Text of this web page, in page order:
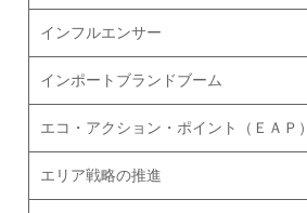
インフルエンサー
インポートブランドブーム
エコ・アクション・ポイント（ＥＡＰ）
エリア戦略の推進